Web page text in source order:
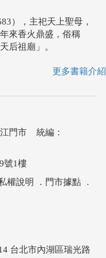
），主祀天上聖母，
來香火鼎盛，俗稱
后祖廟」。
更多書籍介紹
門市 統編：
號1樓
權說明 ． 門市據點 ．
台北市內湖區瑞光路